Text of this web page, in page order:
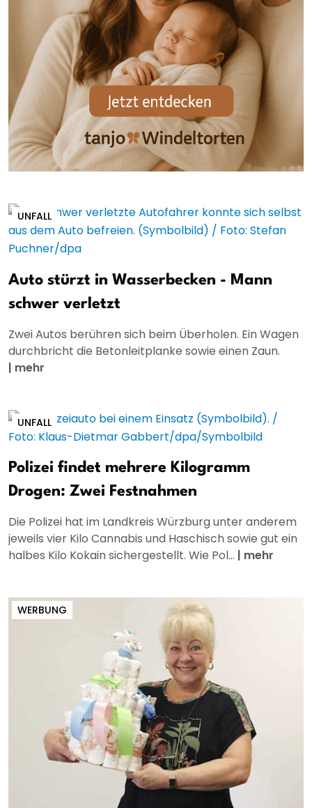
UNFALL
Auto stürzt in Wasserbecken - Mann
schwer verletzt
Zwei Autos berühren sich beim Überholen. Ein Wagen
durchbricht die Betonleitplanke sowie einen Zaun.
| mehr
UNFALL
Polizei findet mehrere Kilogramm
Drogen: Zwei Festnahmen
Die Polizei hat im Landkreis Würzburg unter anderem
jeweils vier Kilo Cannabis und Haschisch sowie gut ein
halbes Kilo Kokain sichergestellt. Wie Pol... | mehr
WERBUNG